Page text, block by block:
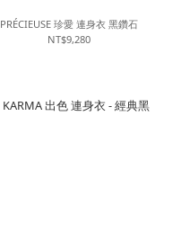
PRÉCIEUSE 珍愛 連身衣 黑鑽石
NT$9,280